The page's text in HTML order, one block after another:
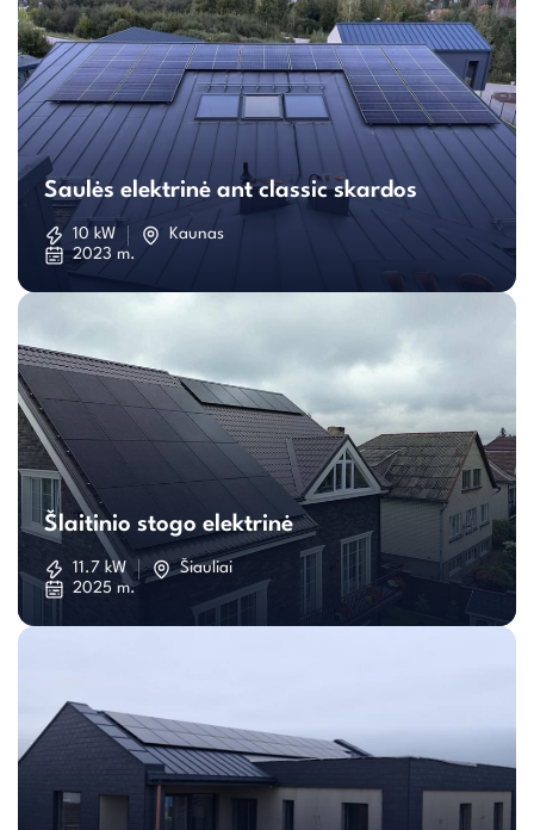
Saulės
elektrinė
Saulės elektrinė ant classic skardos
10 kW
Kaunas
2023 m.
Šlaitinio
stogo
elektrinė
Šlaitinio stogo elektrinė
11.7 kW
Šiauliai
2025 m.
Sistema